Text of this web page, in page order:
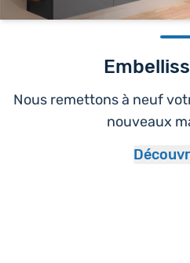
Nous remettons à neuf
nouveaux